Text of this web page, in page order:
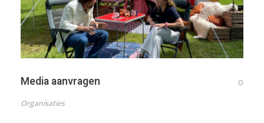
Media aanvragen
0
Organisaties